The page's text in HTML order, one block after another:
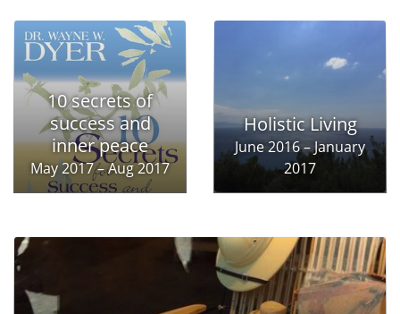
10 secrets of
success and
inner peace
May 2017 – Aug 2017
Holistic Living
June 2016 – January
2017